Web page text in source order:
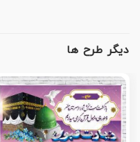
دیگر طرح ها